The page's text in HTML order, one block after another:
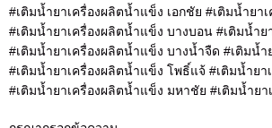
#เติมน้ำยาเครื่องผลิตน้ำแข็ง เอกชัย #เติมน้ำยา
#เติมน้ำยาเครื่องผลิตน้ำแข็ง บางบอน #เติมน้ำ
#เติมน้ำยาเครื่องผลิตน้ำแข็ง บางน้ำจืด #เติมน้
#เติมน้ำยาเครื่องผลิตน้ำแข็ง โพธิ์แจ้ #เติมน้ำย
#เติมน้ำยาเครื่องผลิตน้ำแข็ง มหาชัย #เติมน้ำย